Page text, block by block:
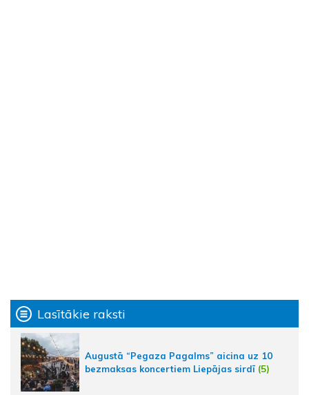
Lasītākie raksti
Augustā “Pegaza Pagalms” aicina uz 10
bezmaksas koncertiem Liepājas sirdī (5)